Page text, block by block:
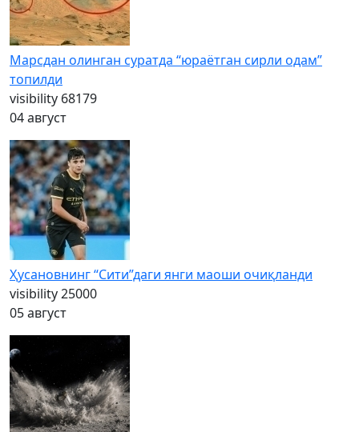
Марсдан олинган суратда “юраётган сирли одам”
топилди
visibility 68179
04 август
Ҳусановнинг “Сити”даги янги маоши очиқланди
visibility25000
05 август